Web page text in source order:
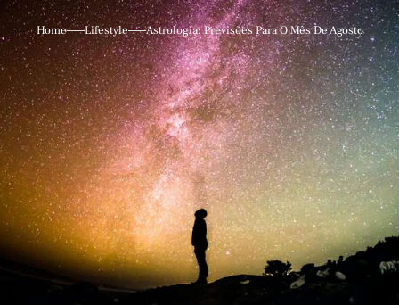
Home Lifestyle Astrologia: Previsões Para O Mês De Agosto